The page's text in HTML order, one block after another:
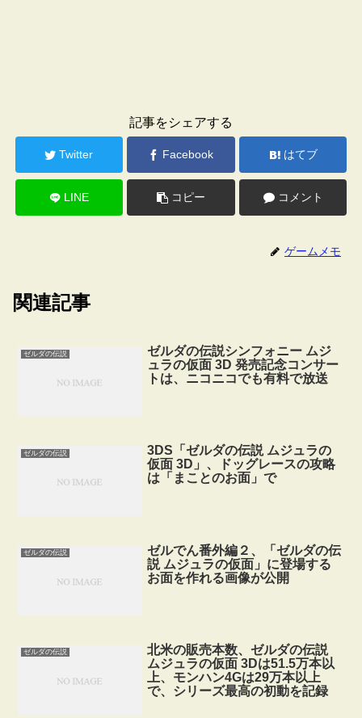
記事をシェアする
Twitter Facebook はてブ
LINE コピー コメント
ゲームメモ
関連記事
ゼルダの伝説
ゼルダの伝説シンフォニー ムジ
ュラの仮面 3D 発売記念コンサー
トは、ニコニコでも有料で放送
ゼルダの伝説
3DS「ゼルダの伝説 ムジュラの
仮面 3D」、ドッグレースの攻略
は「まことのお面」で
ゼルダの伝説
ゼルでん番外編２、「ゼルダの伝
説 ムジュラの仮面」に登場する
お面を作れる画像が公開
ゼルダの伝説
北米の販売本数、ゼルダの伝説
ムジュラの仮面 3Dは51.5万本以
上、モンハン4Gは29万本以上
で、シリーズ最高の初動を記録